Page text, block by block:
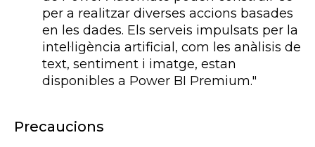
per a realitzar diverses accions basades
en les dades. Els serveis impulsats per la
intel·ligència artificial, com les anàlisis de
text, sentiment i imatge, estan
disponibles a Power BI Premium."
Precaucions